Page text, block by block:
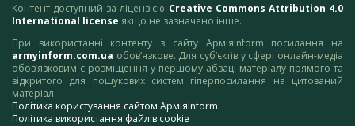
Контент доступний за ліцензією Creative Commons Attribution 4.0
International license якщо не зазначено інше.
При використанні контенту з сайту АрміяInform посилання на
armyinform.com.ua обов’язкове. Для суб’єктів у сфері онлайн-медіа
обов’язковим є розміщення у першому абзаці матеріалу прямого та
відкритого для пошукових систем гіперпосилання на цитований
матеріал.
Політика користування сайтом АрміяInform
Політика використання файлів cookie